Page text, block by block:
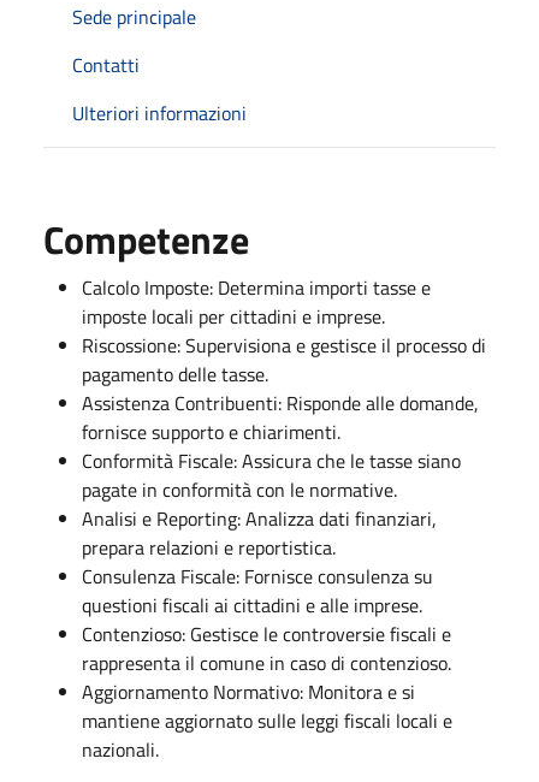
Sede principale
Contatti
Ulteriori informazioni
Competenze
Calcolo Imposte: Determina importi tasse e
imposte locali per cittadini e imprese.
Riscossione: Supervisiona e gestisce il processo di
pagamento delle tasse.
Assistenza Contribuenti: Risponde alle domande,
fornisce supporto e chiarimenti.
Conformità Fiscale: Assicura che le tasse siano
pagate in conformità con le normative.
Analisi e Reporting: Analizza dati finanziari,
prepara relazioni e reportistica.
Consulenza Fiscale: Fornisce consulenza su
questioni fiscali ai cittadini e alle imprese.
Contenzioso: Gestisce le controversie fiscali e
rappresenta il comune in caso di contenzioso.
Aggiornamento Normativo: Monitora e si
mantiene aggiornato sulle leggi fiscali locali e
nazionali.